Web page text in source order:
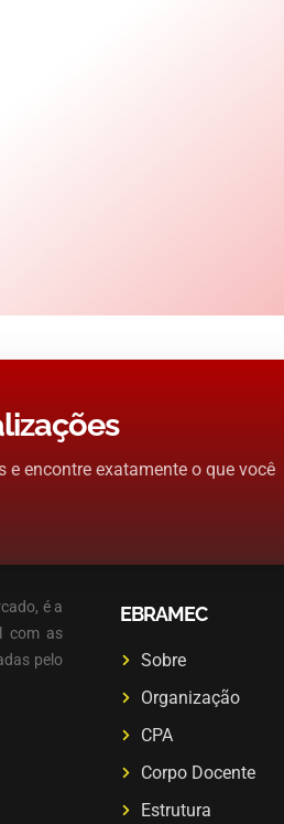
encontre exatamente o que você
é a
com as
pelo
EBRAMEC
Sobre
Organização
CPA
Corpo Docente
Estrutura